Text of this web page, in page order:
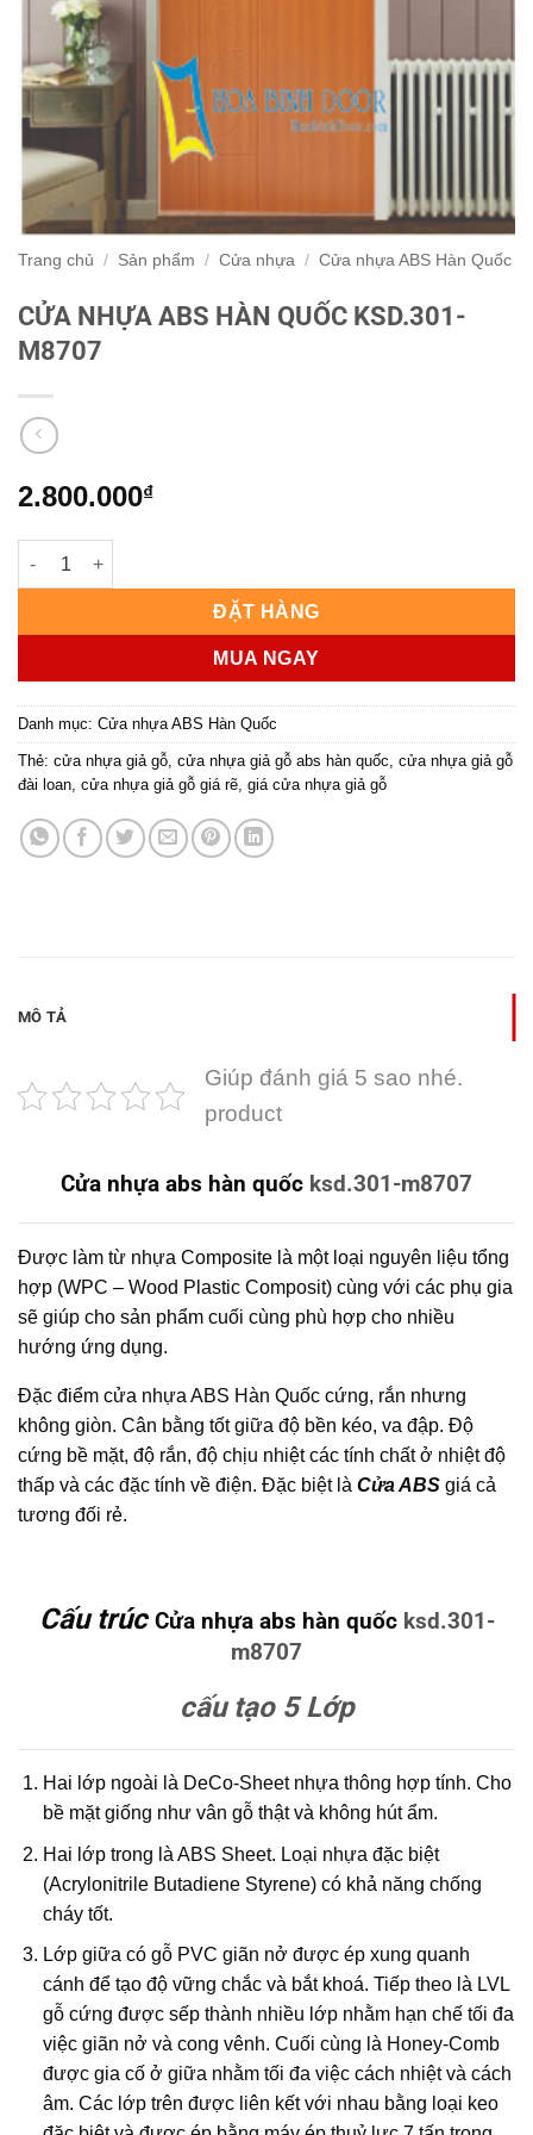
Trang chủ / Sản phẩm / Cửa nhựa / Cửa nhựa ABS Hàn Quốc
CỬA NHỰA ABS HÀN QUỐC KSD.301-
M8707
2.800.000₫
CỬA NHỰA ABS HÀN QUỐC KSD.301-M8707 số lượng
ĐẶT HÀNG
MUA NGAY
Danh mục: Cửa nhựa ABS Hàn Quốc
Thẻ: cửa nhựa giả gỗ, cửa nhựa giả gỗ abs hàn quốc, cửa nhựa giả gỗ
đài loan, cửa nhựa giả gỗ giá rẽ, giá cửa nhựa giả gỗ
MÔ TẢ
Giúp đánh giá 5 sao nhé.
product
Cửa nhựa abs hàn quốc ksd.301-m8707
Được làm từ nhựa Composite là một loại nguyên liệu tổng
hợp (WPC – Wood Plastic Composit) cùng với các phụ gia
sẽ giúp cho sản phẩm cuối cùng phù hợp cho nhiều
hướng ứng dụng.
Đặc điểm cửa nhựa ABS Hàn Quốc cứng, rắn nhưng
không giòn. Cân bằng tốt giữa độ bền kéo, va đập. Độ
cứng bề mặt, độ rắn, độ chịu nhiệt các tính chất ở nhiệt độ
thấp và các đặc tính về điện. Đặc biệt là Cửa ABS giá cả
tương đối rẻ.
Cấu trúc Cửa nhựa abs hàn quốcksd.301-
m8707
cấu tạo 5 Lớp
Hai lớp ngoài là DeCo-Sheet nhựa thông hợp tính. Cho
bề mặt giống như vân gỗ thật và không hút ẩm.
Hai lớp trong là ABS Sheet. Loại nhựa đặc biệt
(Acrylonitrile Butadiene Styrene) có khả năng chống
cháy tốt.
Lớp giữa có gỗ PVC giãn nở được ép xung quanh
cánh để tạo độ vững chắc và bắt khoá. Tiếp theo là LVL
gỗ cứng được sếp thành nhiều lớp nhằm hạn chế tối đa
việc giãn nở và cong vênh. Cuối cùng là Honey-Comb
được gia cố ở giữa nhằm tối đa việc cách nhiệt và cách
âm. Các lớp trên được liên kết với nhau bằng loại keo